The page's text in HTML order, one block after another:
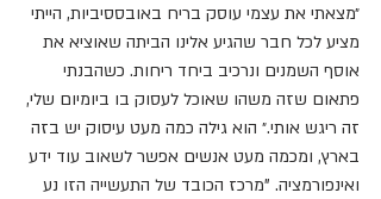
״מצאתי את עצמי עוסק בריח באובססיביות, הייתי
מציע לכל חבר שהגיע אלינו הביתה שאוציא את
אוסף השמנים ונרכיב ביחד ריחות. כשהבנתי
פתאום שזה משהו שאוכל לעסוק בו ביומיום שלי,
זה ריגש אותי.״ הוא גילה כמה מעט עיסוק יש בזה
בארץ, ומכמה מעט אנשים אפשר לשאוב עוד ידע
ואינפורמציה. "מרכז הכובד של התעשייה הזו נע